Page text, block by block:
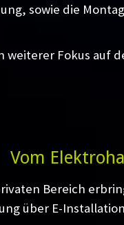
sowie die
Fokus auf
Vom
Bereich
über E-